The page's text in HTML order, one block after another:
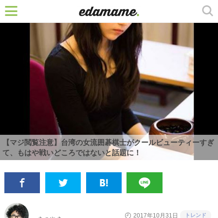
【マジ閲覧注意】台湾の女流囲碁棋士がクールビューティーすぎ
て、もはや戦いどころではないと話題に！
2017年10月31日 トレンド